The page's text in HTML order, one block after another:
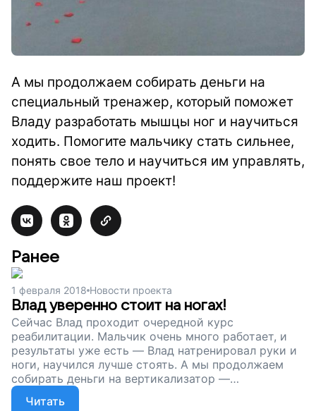
А мы продолжаем собирать деньги на
специальный тренажер, который поможет
Владу разработать мышцы ног и научиться
ходить. Помогите мальчику стать сильнее,
понять свое тело и научиться им управлять,
поддержите наш проект!
Ранее
1 февраля 2018 Новости проекта
Влад уверенно стоит на ногах!
Сейчас Влад проходит очередной курс
реабилитации. Мальчик очень много работает, и
результаты уже есть — Влад натренировал руки и
ноги, научился лучше стоять. А мы продолжаем
собирать деньги на вертикализатор —
специальный тренажер, который укрепит мышцы и
подготовит мальчика к ходьбе. Помогите Владу
Читать